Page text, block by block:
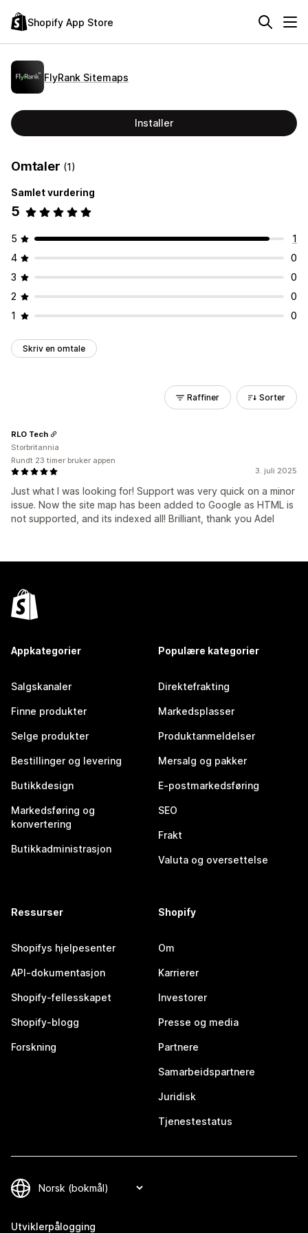
Shopify App Store
FlyRank Sitemaps
Installer
Omtaler (1)
Samlet vurdering
5
5
1
4
0
3
0
2
0
1
0
Skriv en omtale
Raffiner Sorter
3. juli 2025
Just what I was looking for! Support was very quick on a minor
issue. Now the site map has been added to Google as HTML is
not supported, and its indexed all! Brilliant, thank you Adel
RLO Tech
Storbritannia
Rundt 23 timer bruker appen
Appkategorier
Salgskanaler
Finne produkter
Selge produkter
Bestillinger og levering
Butikkdesign
Markedsføring og
konvertering
Butikkadministrasjon
Populære kategorier
Direktefrakting
Markedsplasser
Produktanmeldelser
Mersalg og pakker
E-postmarkedsføring
SEO
Frakt
Valuta og oversettelse
Ressurser
Shopifys hjelpesenter
API-dokumentasjon
Shopify-fellesskapet
Shopify-blogg
Forskning
Shopify
Om
Karrierer
Investorer
Presse og media
Partnere
Samarbeidspartnere
Juridisk
Tjenestestatus
Utviklerpålogging